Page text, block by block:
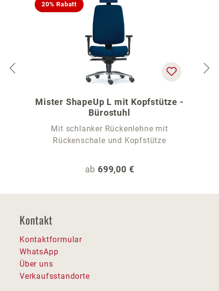
20% Rabatt
Mister ShapeUp L mit Kopfstütze -
Bürostuhl
Mit schlanker Rückenlehne mit
Rückenschale und Kopfstütze
Regulärer Preis:
ab 699,00 €
Kontakt
Kontaktformular
WhatsApp
Über uns
Verkaufsstandorte